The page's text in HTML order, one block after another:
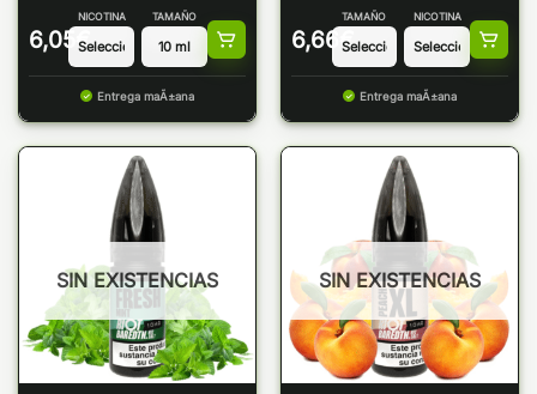
6,05 €
NICOTINA TAMAÑO
Entrega maÃ±ana
6,66 €
TAMAÑO NICOTINA
Entrega maÃ±ana
SIN EXISTENCIAS SIN EXISTENCIAS